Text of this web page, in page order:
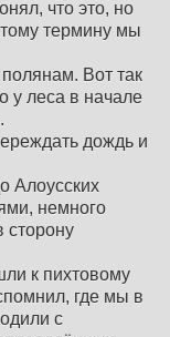
что это, но
термину мы
Вот так
у леса в начале
дождь и
Алоусских
немного
сторону
к пихтовому
где мы в
с